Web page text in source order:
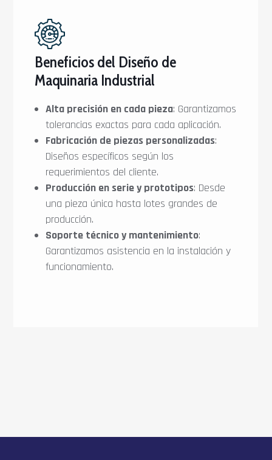
Beneficios del Diseño de
Maquinaria Industrial
Alta precisión en cada pieza: Garantizamos
tolerancias exactas para cada aplicación.
Fabricación de piezas personalizadas:
Diseños específicos según los
requerimientos del cliente.
Producción en serie y prototipos: Desde
una pieza única hasta lotes grandes de
producción.
Soporte técnico y mantenimiento:
Garantizamos asistencia en la instalación y
funcionamiento.